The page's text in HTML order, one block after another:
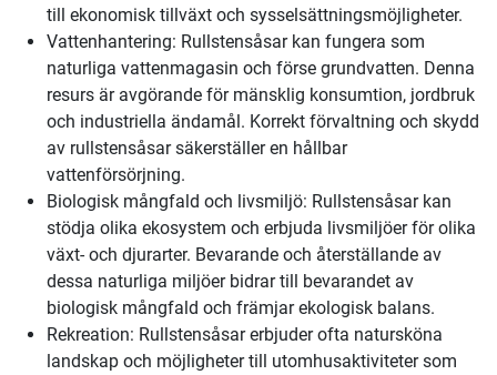
till ekonomisk tillväxt och sysselsättningsmöjligheter.
Vattenhantering: Rullstensåsar kan fungera som
naturliga vattenmagasin och förse grundvatten. Denna
resurs är avgörande för mänsklig konsumtion, jordbruk
och industriella ändamål. Korrekt förvaltning och skydd
av rullstensåsar säkerställer en hållbar
vattenförsörjning.
Biologisk mångfald och livsmiljö: Rullstensåsar kan
stödja olika ekosystem och erbjuda livsmiljöer för olika
växt- och djurarter. Bevarande och återställande av
dessa naturliga miljöer bidrar till bevarandet av
biologisk mångfald och främjar ekologisk balans.
Rekreation: Rullstensåsar erbjuder ofta natursköna
landskap och möjligheter till utomhusaktiviteter som